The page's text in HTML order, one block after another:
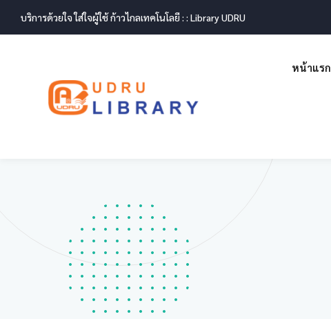
บริการด้วยใจ ใส่ใจผู้ใช้ ก้าวไกลเทคโนโลยี : : Library UDRU
หน้าแรก